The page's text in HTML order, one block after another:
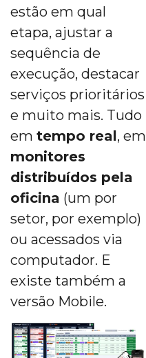
estão em qual
etapa, ajustar a
sequência de
execução, destacar
serviços prioritários
e muito mais. Tudo
em tempo real, em
monitores
distribuídos pela
oficina (um por
setor, por exemplo)
ou acessados via
computador. E
existe também a
versão Mobile.